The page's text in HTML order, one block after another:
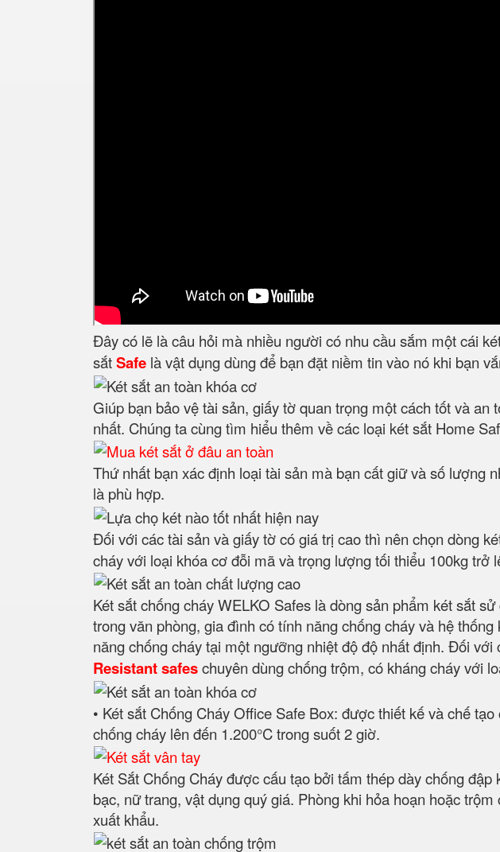
Đây có lẽ là câu hỏi mà nhiều người có nhu cầu sắm một cái
sắtSafe là vật dụng dùng để bạn đặt niềm tin vào nó khi bạn
Giúp bạn bảo vệ tài sản, giấy tờ quan trọng một cách tốt và
nhất. Chúng ta cùng tìm hiểu thêm về các loại két sắt Home
Thứ nhất bạn xác định loại tài sản mà bạn cất giữ và số lượng
là phù hợp.
Đối với các tài sản và giấy tờ có giá trị cao thì nên chọn dòng
cháy với loại khóa cơ đỗi mã và trọng lượng tối thiểu 100kg trở
Két sắt chống cháy WELKO Safes là dòng sản phẩm két sắt
trong văn phòng, gia đình có tính năng chống cháy và hệ
năng chống cháy tại một ngưỡng nhiệt độ độ nhất định. Đối
Resistant safeschuyên dùng chống trộm, có kháng cháy với
• Két sắt Chống Cháy Office Safe Box: được thiết kế và chế
chống cháy lên đến 1.200°C trong suốt 2 giờ.
Két Sắt Chống Cháy được cấu tạo bởi tấm thép dày chống
bạc, nữ trang, vật dụng quý giá. Phòng khi hỏa hoạn hoặc
xuất khẩu.